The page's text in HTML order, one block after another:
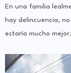
En una familia
hay delincuencia,
estaría mucho mejor.